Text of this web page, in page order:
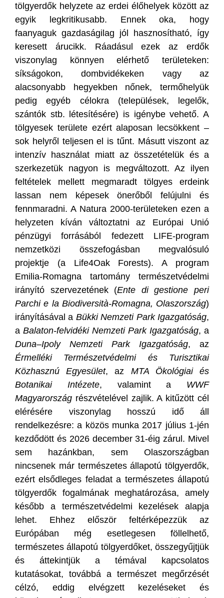
tölgyerdők helyzete az erdei élőhelyek között az
egyik legkritikusabb. Ennek oka, hogy
faanyaguk gazdaságilag jól hasznosítható, így
keresett árucikk. Ráadásul ezek az erdők
viszonylag könnyen elérhető területeken:
síkságokon, dombvidékeken vagy az
alacsonyabb hegyekben nőnek, termőhelyük
pedig egyéb célokra (települések, legelők,
szántók stb. létesítésére) is igénybe vehető. A
tölgyesek területe ezért alaposan lecsökkent –
sok helyről teljesen el is tűnt. Másutt viszont az
intenzív használat miatt az összetételük és a
szerkezetük nagyon is megváltozott. Az ilyen
feltételek mellett megmaradt tölgyes erdeink
lassan nem képesek önerőből felújulni és
fennmaradni. A Natura 2000-területeken ezen a
helyzeten kíván változtatni az Európai Unió
pénzügyi forrásából fedezett LIFE-program
nemzetközi összefogásban megvalósuló
projektje (a Life4Oak Forests). A program
Emilia-Romagna tartomány természetvédelmi
irányító szervezetének (Ente di gestione peri
Parchi e la Biodiversità-Romagna, Olaszország)
irányításával a Bükki Nemzeti Park Igazgatóság,
a Balaton-felvidéki Nemzeti Park Igazgatóság, a
Duna–Ipoly Nemzeti Park Igazgatóság, az
Érmelléki Természetvédelmi és Turisztikai
Közhasznú Egyesület, az MTA Ökológiai és
Botanikai Intézete, valamint a WWF
Magyarország részvételével zajlik. A kitűzött cél
elérésére viszonylag hosszú idő áll
rendelkezésre: a közös munka 2017 július 1-jén
kezdődött és 2026 december 31-éig zárul. Mivel
sem hazánkban, sem Olaszországban
nincsenek már természetes állapotú tölgyerdők,
ezért elsődleges feladat a természetes állapotú
tölgyerdők fogalmának meghatározása, amely
később a természetvédelmi kezelések alapja
lehet. Ehhez először feltérképezzük az
Európában még esetlegesen föllelhető,
természetes állapotú tölgyerdőket, összegyűjtjük
és áttekintjük a témával kapcsolatos
kutatásokat, továbbá a természet megőrzését
célzó, eddig elvégzett kezeléseket és